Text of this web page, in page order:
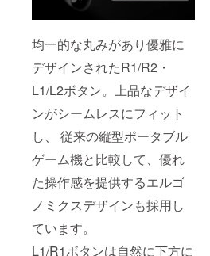
均一的な丸みがあり優雅に
デザインされたR1/R2・
L1/L2ボタン。上品なデザイ
ンがシームレスにフィット
し、 従来の縦型ポータブル
ゲーム機と比較して、優れ
た操作感を提供するエルゴ
ノミクスデザインも採用し
ています。
L1/R1ボタンは自然に下方に